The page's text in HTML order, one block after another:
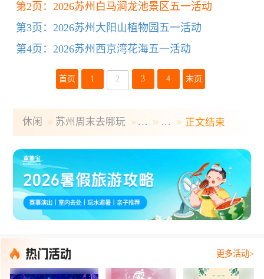
第2页：2026苏州白马涧龙池景区五一活动
第3页：2026苏州大阳山植物园五一活动
第4页：2026苏州西京湾花海五一活动
首页 1 2 3 4 末页
休闲 苏州周末去哪玩 … … 正文结束
更多活动>